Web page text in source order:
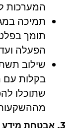
המערכות
תומך
הפעלה ועד
שילוב
בקלות עם
שתוכלו
3. אבטחת מידע ברמה הגבוהה ביותר